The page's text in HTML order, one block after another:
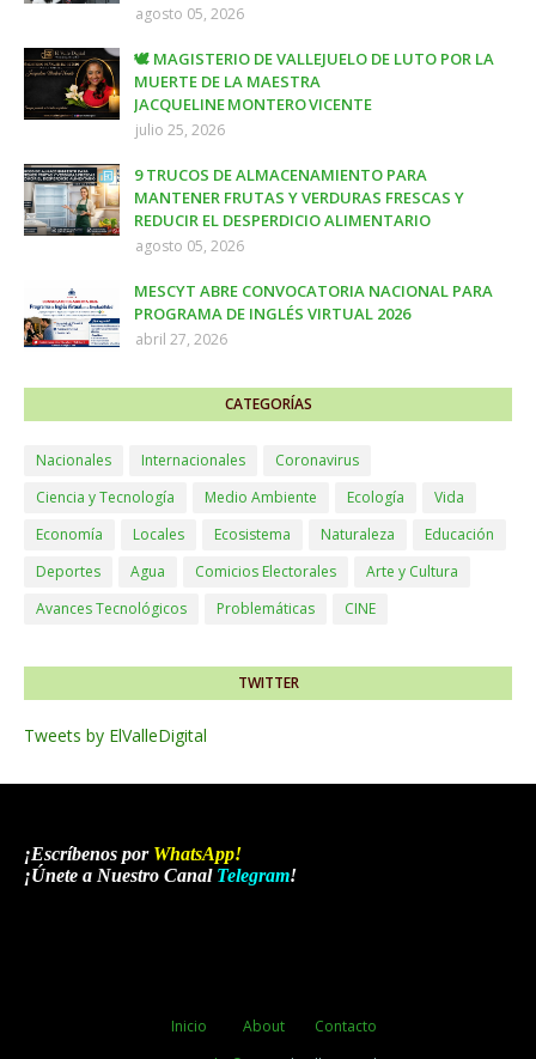
agosto 05, 2026
🕊️ MAGISTERIO DE VALLEJUELO DE LUTO POR LA
MUERTE DE LA MAESTRA
JACQUELINE MONTERO VICENTE
julio 25, 2026
9 TRUCOS DE ALMACENAMIENTO PARA
MANTENER FRUTAS Y VERDURAS FRESCAS Y
REDUCIR EL DESPERDICIO ALIMENTARIO
agosto 05, 2026
MESCYT ABRE CONVOCATORIA NACIONAL PARA
PROGRAMA DE INGLÉS VIRTUAL 2026
abril 27, 2026
CATEGORÍAS
Nacionales Internacionales
Coronavirus
Ciencia y Tecnología
Medio Ambiente Ecología
Vida
Economía
Locales Ecosistema Naturaleza
Educación
Deportes
Agua Comicios Electorales
Arte y Cultura
Avances Tecnológicos
Problemáticas CINE
TWITTER
Tweets by ElValleDigital
¡Escríbenos por WhatsApp!
¡Únete a Nuestro Canal Telegram!
Inicio About
Contacto